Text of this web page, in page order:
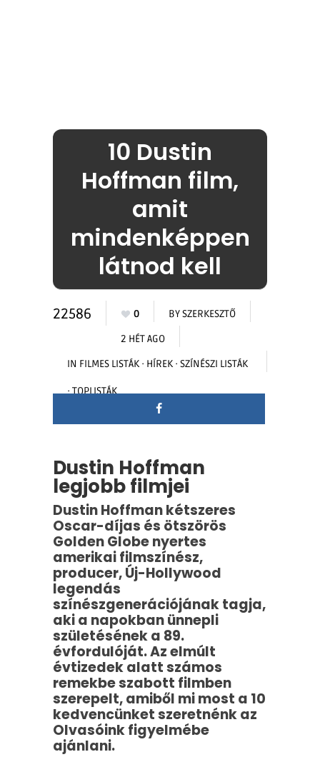
10 Dustin
Hoffman film,
amit
mindenképpen
látnod kell
22586 0 BYSZERKESZTŐ
2 HÉT AGO
IN FILMES LISTÁK · HÍREK · SZÍNÉSZI LISTÁK
·TOPLISTÁK
Dustin Hoffman
legjobb filmjei
Dustin Hoffman kétszeres
Oscar-díjas és ötszörös
Golden Globe nyertes
amerikai filmszínész,
producer, Új-Hollywood
legendás
színészgenerációjának tagja,
aki a napokban ünnepli
születésének a 89.
évfordulóját. Az elmúlt
évtizedek alatt számos
remekbe szabott filmben
szerepelt, amiből mi most a 10
kedvencünket szeretnénk az
Olvasóink figyelmébe
ajánlani.